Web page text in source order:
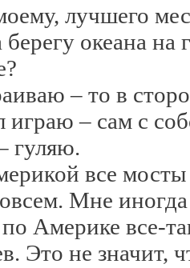
лучшего
океана на
– то в
играю – сам с
гуляю.
все
Мне иногда
по Америке все-
Это не значит,